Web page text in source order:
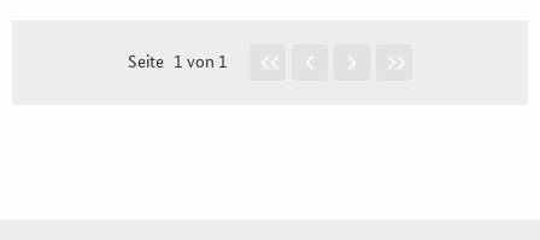
Seite 1 von 1